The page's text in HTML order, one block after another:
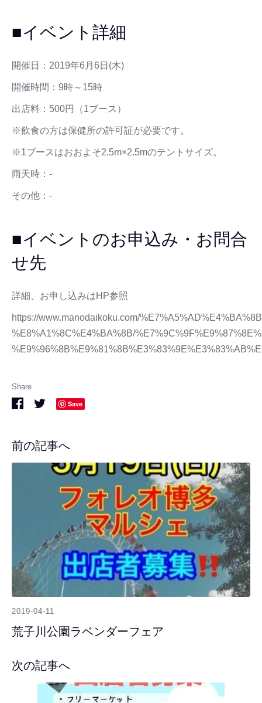
■イベント詳細
開催日：2019年6月6日(木)
開催時間：9時～15時
出店料：500円（1ブース）
※飲食の方は保健所の許可証が必要です。
※1ブースはおおよそ2.5m×2.5mのテントサイズ。
雨天時：-
その他：-
■イベントのお申込み・お問合
せ先
詳細、お申し込みはHP参照
https://www.manodaikoku.com/
%E8%A1%8C%E4%BA%8B/
Share
ShareShareSave
前の記事へ
2019-04-11
荒子川公園ラベンダーフェア
次の記事へ